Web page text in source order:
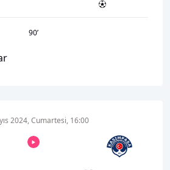
90’
2024, Cumartesi, 16:00